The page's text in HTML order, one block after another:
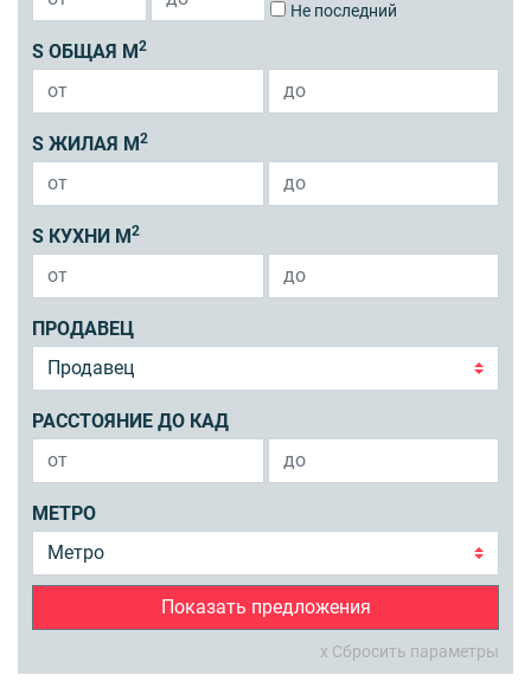
Не последний
S ОБЩАЯ М 2
S ЖИЛАЯ М 2
S КУХНИ М 2
ПРОДАВЕЦ
РАССТОЯНИЕ ДО КАД
МЕТРО
Показать предложения
x Сбросить параметры